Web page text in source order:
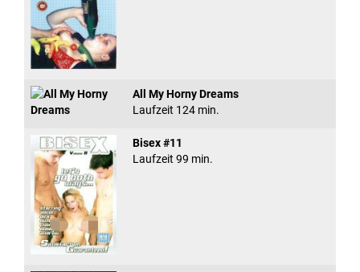
All My Horny Dreams
Laufzeit 124 min.
Bisex #11
Laufzeit 99 min.